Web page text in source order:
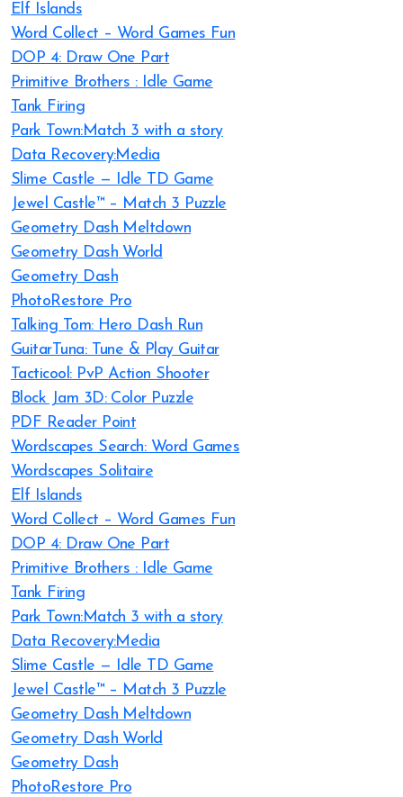
Elf Islands
Word Collect – Word Games Fun
DOP 4: Draw One Part
Primitive Brothers : Idle Game
Tank Firing
Park Town:Match 3 with a story
Data Recovery:Media
Slime Castle — Idle TD Game
Jewel Castle™ – Match 3 Puzzle
Geometry Dash Meltdown
Geometry Dash World
Geometry Dash
PhotoRestore Pro
Talking Tom: Hero Dash Run
GuitarTuna: Tune & Play Guitar
Tacticool: PvP Action Shooter
Block Jam 3D: Color Puzzle
PDF Reader Point
Wordscapes Search: Word Games
Wordscapes Solitaire
Elf Islands
Word Collect – Word Games Fun
DOP 4: Draw One Part
Primitive Brothers : Idle Game
Tank Firing
Park Town:Match 3 with a story
Data Recovery:Media
Slime Castle — Idle TD Game
Jewel Castle™ – Match 3 Puzzle
Geometry Dash Meltdown
Geometry Dash World
Geometry Dash
PhotoRestore Pro